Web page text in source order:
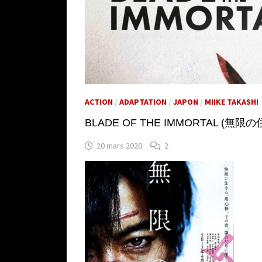
ACTION /ADAPTATION /JAPON / MIIKE TAKASHI
BLADE OF THE IMMORTAL (無限の
20 mars 2020 2